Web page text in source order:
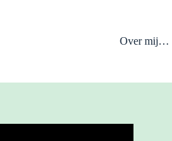
Over mij…